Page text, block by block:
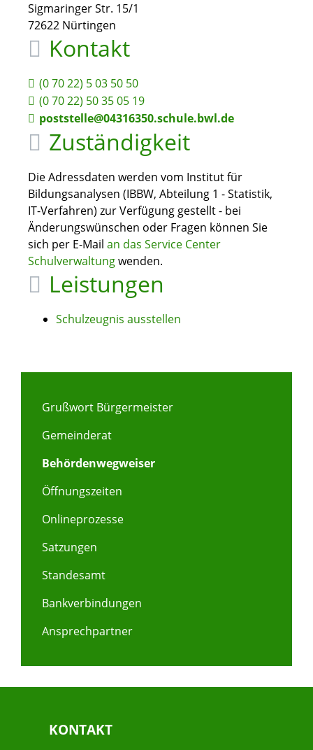
Sigmaringer Str. 15/1
72622 Nürtingen
Kontakt
(0 70 22) 5 03 50 50
(0 70 22) 50 35 05 19
poststelle@04316350.schule.bwl.de
Zuständigkeit
Die Adressdaten werden vom Institut für
Bildungsanalysen (IBBW, Abteilung 1 - Statistik,
IT-Verfahren) zur Verfügung gestellt - bei
Änderungswünschen oder Fragen können Sie
sich per E-Mail an das Service Center
Schulverwaltungwenden.
Leistungen
Schulzeugnis ausstellen
Grußwort Bürgermeister
Gemeinderat
Behördenwegweiser
Öffnungszeiten
Onlineprozesse
Satzungen
Standesamt
Bankverbindungen
Ansprechpartner
KONTAKT